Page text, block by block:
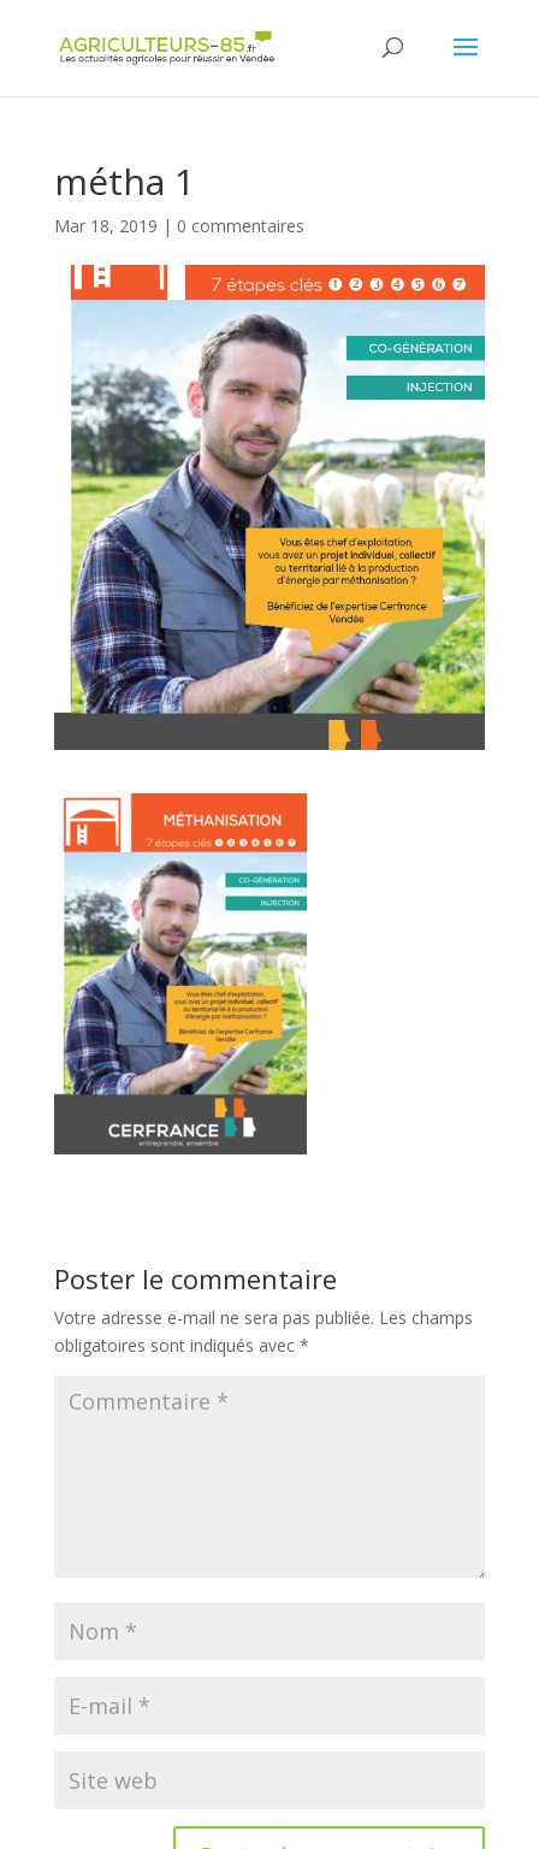
métha 1
Mar 18, 2019 | 0 commentaires
Poster le commentaire
Votre adresse e-mail ne sera pas publiée. Les champs
obligatoires sont indiqués avec *